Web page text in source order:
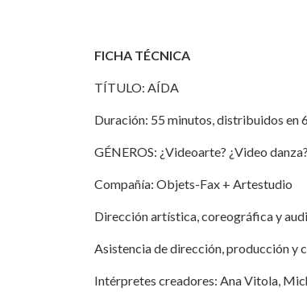
FICHA TÉCNICA
TÍTULO: AÍDA
Duración: 55 minutos, distribuidos en
GÉNEROS: ¿Videoarte? ¿Video
Compañía: Objets-Fax + Artestudio
Dirección artística, coreográfica y
Asistencia de dirección, producción y
Intérpretes creadores: Ana Vitola,